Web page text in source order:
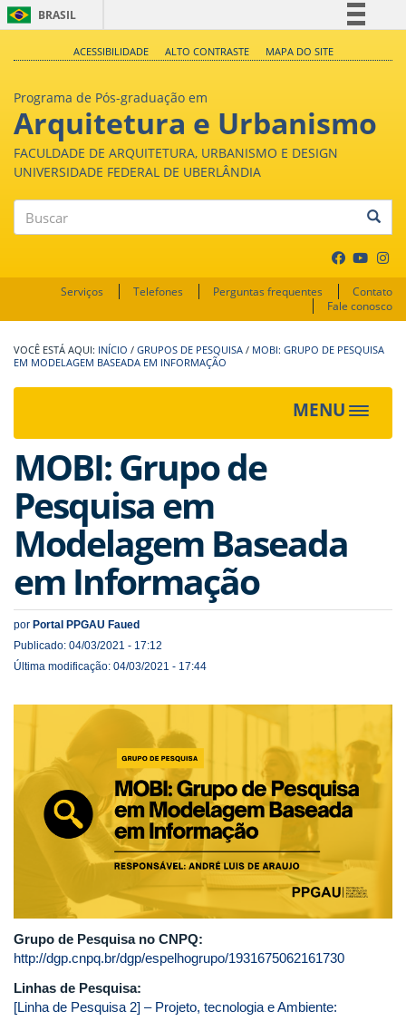
BRASIL
Acesso à informação
Legislação
ACESSIBILIDADE ALTO CONTRASTE MAPA DO SITE
Programa de Pós-graduação em
Arquitetura e Urbanismo
FACULDADE DE ARQUITETURA, URBANISMO E DESIGN
UNIVERSIDADE FEDERAL DE UBERLÂNDIA
Serviços Telefones Perguntas frequentes
Contato
Fale conosco
INÍCIO / GRUPOS DE PESQUISA / MOBI: GRUPO DE PESQUISA
EM MODELAGEM BASEADA EM INFORMAÇÃO
MENU
Toggle
MOBI: Grupo de
Pesquisa em
Modelagem Baseada
em Informação
por Portal PPGAU Faued
Publicado: 04/03/2021 - 17:12
Última modificação: 04/03/2021 - 17:44
Grupo de Pesquisa no CNPQ:
http://dgp.cnpq.br/dgp/espelhogrupo/1931675062161730
Linhas de Pesquisa:
[Linha de Pesquisa 2] – Projeto, tecnologia e Ambiente: